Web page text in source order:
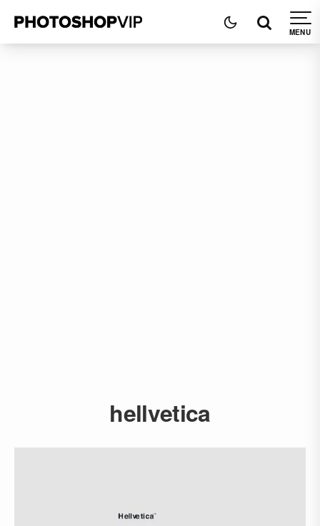
hellvetica